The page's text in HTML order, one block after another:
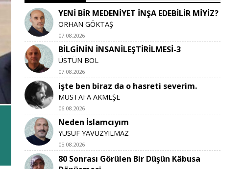
YENİ BİR MEDENİYET İNŞA EDEBİLİR MİYİZ?
ORHAN GÖKTAŞ
07.08.2026
BİLGİNİN İNSANİLEŞTİRİLMESİ-3
ÜSTÜN BOL
07.08.2026
işte ben biraz da o hasreti severim.
MUSTAFA AKMEŞE
06.08.2026
Neden İslamcıyım
YUSUF YAVUZYILMAZ
05.08.2026
80 Sonrası Görülen Bir Düşün Kâbusa